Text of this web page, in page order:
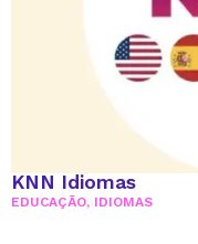
KNN Idiomas
EDUCAÇÃO, IDIOMAS